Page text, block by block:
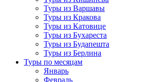
Туры из Варшавы
Туры из Кракова
Туры из Катовице
Туры из Бухареста
Туры из Будапешта
Туры из Берлина
Туры по месяцам
Январь
Февраль